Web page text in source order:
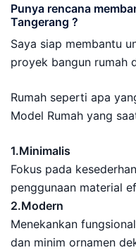
Punya rencana
Tangerang ?
Saya siap membantu
proyek bangun rumah
Rumah seperti apa
Model Rumah yang
1.Minimalis
Fokus pada
penggunaan material
2.Modern
Menekankan
dan minim ornamen